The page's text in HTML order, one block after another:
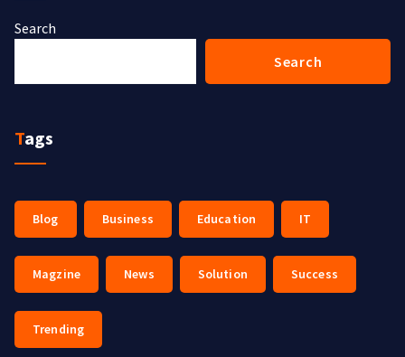
Search
Search
Tags
Blog Business Education IT
Magzine News Solution Success
Trending